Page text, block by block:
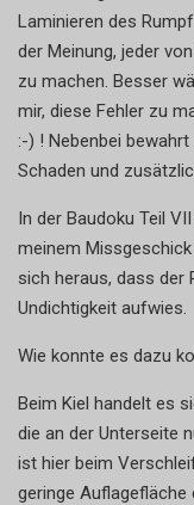
Laminieren des
der Meinung, jeder
zu machen. Besser
mir, diese Fehler zu
:-) ! Nebenbei
Schaden und
In der Baudoku Teil
meinem
sich heraus, dass der
Undichtigkeit aufwies.
Wie konnte es dazu
Beim Kiel handelt es
die an der Unterseite
ist hier beim
geringe